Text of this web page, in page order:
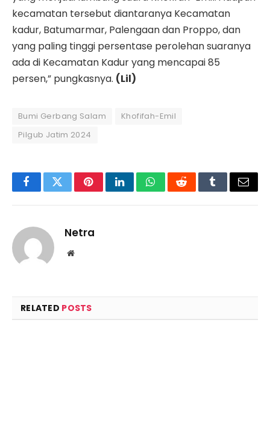
kecamatan tersebut diantaranya Kecamatan
kadur, Batumarmar, Palengaan dan Proppo, dan
yang paling tinggi persentase perolehan suaranya
ada di Kecamatan Kadur yang mencapai 85
persen,” pungkasnya. (Lil)
Bumi Gerbang Salam
Khofifah-Emil
Pilgub Jatim 2024
FacebookTwitterPinterestLinkedInWhatsAppRedditTumblrEmail
Netra
Website
RELATED POSTS